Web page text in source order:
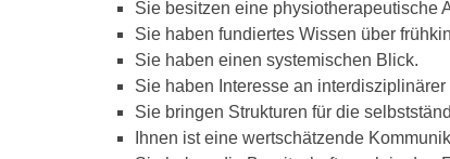
Sie besitzen eine physiotherapeutische
Sie haben fundiertes Wissen über
Sie haben einen systemischen Blick.
Sie haben Interesse an
Sie bringen Strukturen für die
Ihnen ist eine wertschätzende